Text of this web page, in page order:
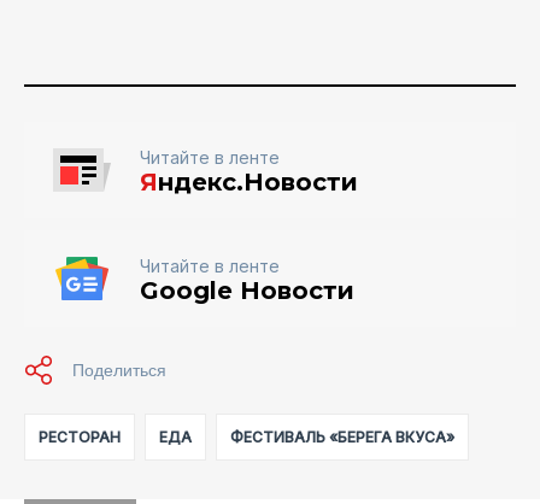
Читайте в ленте
Яндекс.Новости
Читайте в ленте
Google Новости
РЕСТОРАН ЕДА ФЕСТИВАЛЬ «БЕРЕГА ВКУСА»